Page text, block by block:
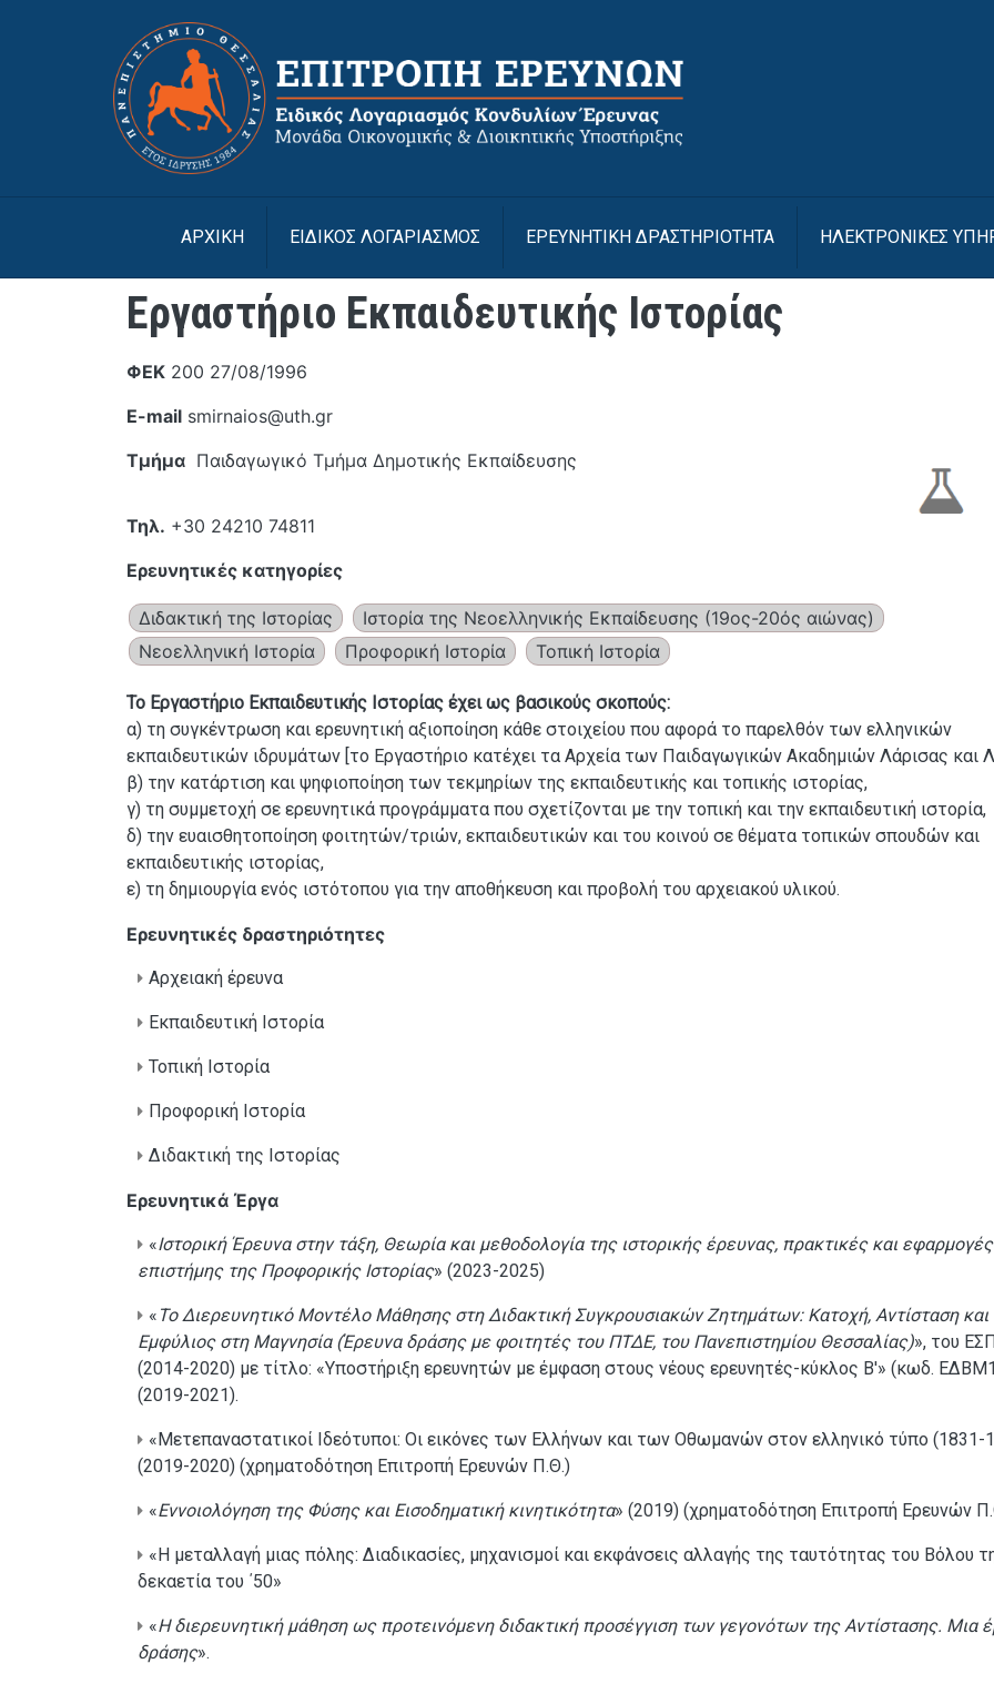
ΑΡΧΙΚΉ ΕΙΔΙΚΟΣ ΛΟΓΑΡΙΑΣΜΟΣ ΕΡΕΥΝΗΤΙΚΗ ΔΡΑΣΤΗΡΙΟΤΗΤΑ ΗΛΕΚΤΡΟΝΙΚΕΣ
Εργαστήριο Εκπαιδευτικής Ιστορίας
ΦΕΚ 200 27/08/1996
E-mail smirnaios@uth.gr
Τμήμα Παιδαγωγικό Τμήμα Δημοτικής Εκπαίδευσης
Τηλ. +30 24210 74811
Ερευνητικές κατηγορίες
Διδακτική της Ιστορίας
Ιστορία της Νεοελληνικής Εκπαίδευσης (19ος-20ός αιώνας)
Νεοελληνική Ιστορία
Προφορική Ιστορία Τοπική Ιστορία
Το Εργαστήριο Εκπαιδευτικής Ιστορίας έχει ως βασικούς σκοπούς:
α) τη συγκέντρωση και ερευνητική αξιοποίηση κάθε στοιχείου που αφορά το παρελθόν των ελληνικών
εκπαιδευτικών ιδρυμάτων [το Εργαστήριο κατέχει τα Αρχεία των Παιδαγωγικών Ακαδημιών Λάρισας και
β) την κατάρτιση και ψηφιοποίηση των τεκμηρίων της εκπαιδευτικής και τοπικής ιστορίας,
γ) τη συμμετοχή σε ερευνητικά προγράμματα που σχετίζονται με την τοπική και την εκπαιδευτική ιστορία,
δ) την ευαισθητοποίηση φοιτητών/τριών, εκπαιδευτικών και του κοινού σε θέματα τοπικών σπουδών και
εκπαιδευτικής ιστορίας,
ε) τη δημιουργία ενός ιστότοπου για την αποθήκευση και προβολή του αρχειακού υλικού.
Ερευνητικές δραστηριότητες
Αρχειακή έρευνα
Εκπαιδευτική Ιστορία
Τοπική Ιστορία
Προφορική Ιστορία
Διδακτική της Ιστορίας
Ερευνητικά Έργα
«Ιστορική Έρευνα στην τάξη, Θεωρία και μεθοδολογία της ιστορικής έρευνας, πρακτικές και
επιστήμης της Προφορικής Ιστορίας» (2023-2025)
« Το Διερευνητικό Μοντέλο Μάθησης στη Διδακτική Συγκρουσιακών Ζητημάτων: Κατοχή, Αντίσταση και
Εμφύλιος στη Μαγνησία (Έρευνα δράσης με φοιτητές του ΠΤΔΕ, του Πανεπιστημίου Θεσσαλίας)», του
(2014-2020) με τίτλο: «Υποστήριξη ερευνητών με έμφαση στους νέους ερευνητές-κύκλος Β'» (κωδ.
(2019-2021).
«Μετεπαναστατικοί Ιδεότυποι: Οι εικόνες των Ελλήνων και των Οθωμανών στον ελληνικό τύπο (1831-
(2019-2020) (χρηματοδότηση Επιτροπή Ερευνών Π.Θ.)
«Εννοιολόγηση της Φύσης και Εισοδηματική κινητικότητα» (2019) (χρηματοδότηση Επιτροπή Ερευνών
«Η μεταλλαγή μιας πόλης: Διαδικασίες, μηχανισμοί και εκφάνσεις αλλαγής της ταυτότητας του Βόλου
δεκαετία του ΄50»
«Η διερευνητική μάθηση ως προτεινόμενη διδακτική προσέγγιση των γεγονότων της Αντίστασης. Μια
δράσης».